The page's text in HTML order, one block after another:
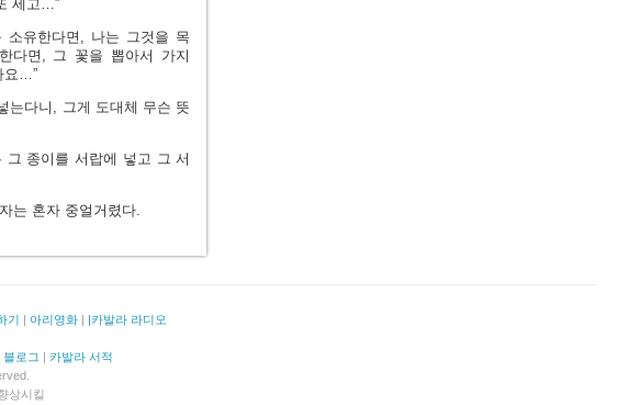
세고…”
유한다면, 나는 그것을 목
다면, 그 꽃을 뽑아서 가지
요…”
는다니, 그게 도대체 무슨 뜻
그 종이를 서랍에 넣고 그 서
는 혼자 중얼거렸다.
기 아리영화|
|카발라 라디오
블로그
카발라 서적
상시킬